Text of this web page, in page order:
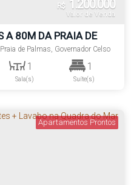
R$ 1.200.000
Valor de Venda
A 80M DA PRAIA DE
– ELLEGANCE
Praia de Palmas, Governador Celso
1
Sala(s)
1
Suíte(s)
Apartamentos Prontos